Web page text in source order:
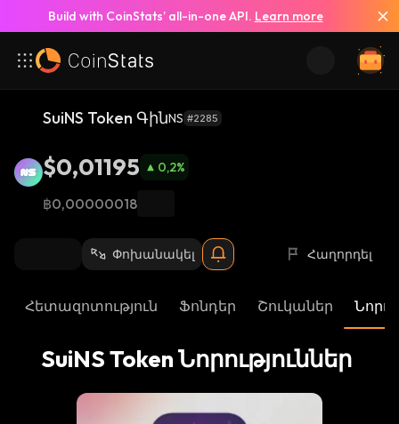
Build with CoinStats’ all-in-one API. Learn more
SuiNS Token ԳինNS #2285
$0,01195 0,2%
฿0,00000018
Փոխանակել Հաղորդել
Հետազոտություն Ֆոնդեր Շուկաներ
SuiNS Token Նորություններ
Տեսնել բոլոր նորությունները